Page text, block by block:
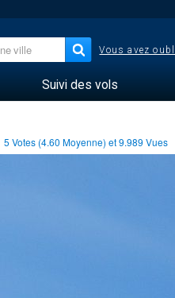
Vous avez
Suivi des vols
5 Votes (4.60 Moyenne) et9.989 Vues